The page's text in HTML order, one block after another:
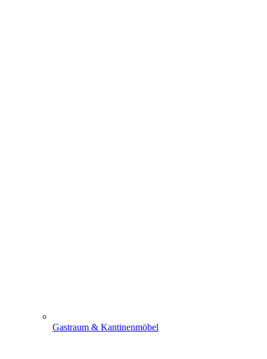
Gastraum & Kantinenmöbel